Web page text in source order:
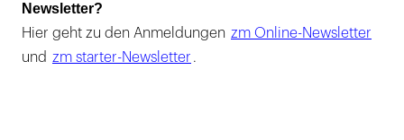
Newsletter?
Hier geht zu den Anmeldungen zm Online-Newsletter
und zm starter-Newsletter .